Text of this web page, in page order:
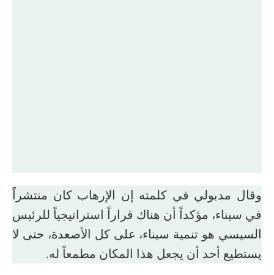
وقال مدبولي في كلمته إن الإرهاب كان منتشراً
في سيناء، مؤكداً أن هناك قراراً استراتيجياً للرئيس
السيسي هو تنمية سيناء، على كل الأصعدة، حتى لا
يستطيع أحد أن يجعل هذا المكان مطمعاً له.